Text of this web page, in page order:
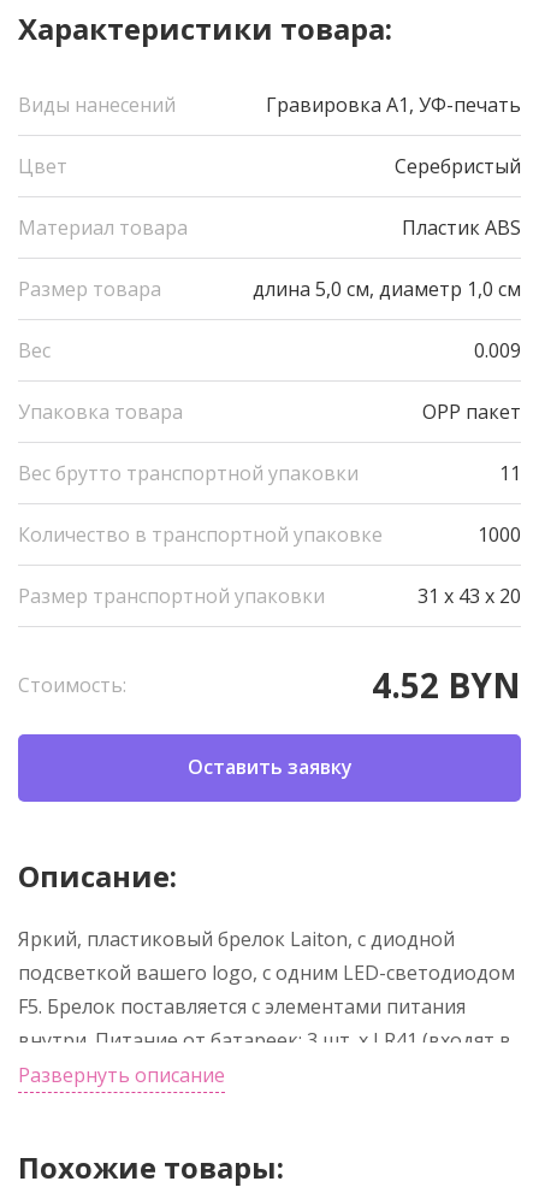
Характеристики товара:
Виды нанесений Гравировка А1, УФ-печать
Цвет Серебристый
Материал товара Пластик ABS
Размер товара длина 5,0 см, диаметр 1,0 см
Вес 0.009
Упаковка товара OPP пакет
Вес брутто транспортной упаковки 11
Количество в транспортной упаковке 1000
Размер транспортной упаковки 31 x 43 x 20
Стоимость: 4.52 BYN
Оставить заявку
Описание:
Яркий, пластиковый брелок Laiton, с диодной
подсветкой вашего logo, с одним LED-светодиодом
F5. Брелок поставляется с элементами питания
внутри. Питание от батареек: 3 шт. х LR41 (входят в
комплект)
Развернуть описание
Похожие товары: